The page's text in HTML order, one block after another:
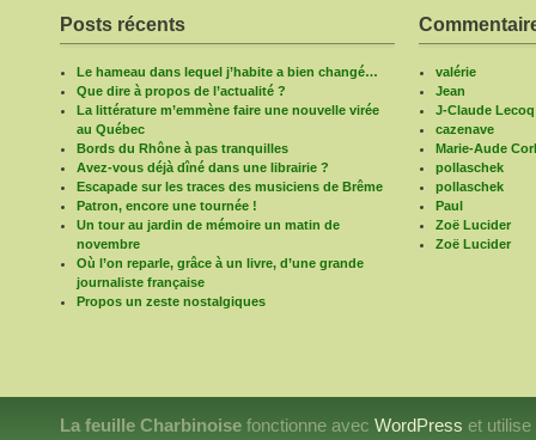
Posts récents
Le hameau dans lequel j’habite a bien changé…
Que dire à propos de l’actualité ?
La littérature m’emmène faire une nouvelle virée
au Québec
Bords du Rhône à pas tranquilles
Avez-vous déjà dîné dans une librairie ?
Escapade sur les traces des musiciens de Brême
Patron, encore une tournée !
Un tour au jardin de mémoire un matin de
novembre
Où l’on reparle, grâce à un livre, d’une grande
journaliste française
Propos un zeste nostalgiques
valérie
Jean
J-Claude Lecoq
cazenave
Marie-Aude
pollaschek
pollaschek
Paul
Zoë Lucider
Zoë Lucider
La feuille Charbinoise fonctionne avec WordPress et